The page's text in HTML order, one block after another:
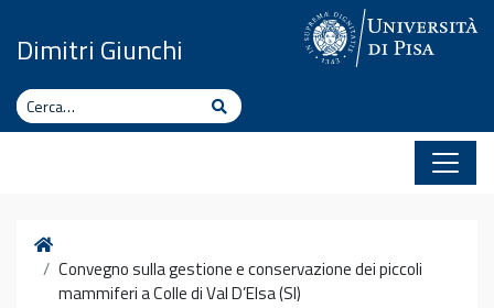
Dimitri Giunchi
Cerca Cerca
Home
Convegno sulla gestione e conservazione dei piccoli
mammiferi a Colle di Val D’Elsa (SI)